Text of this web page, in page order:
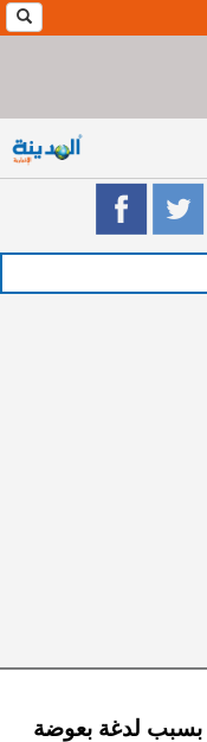
بسبب لدغة بعوضة